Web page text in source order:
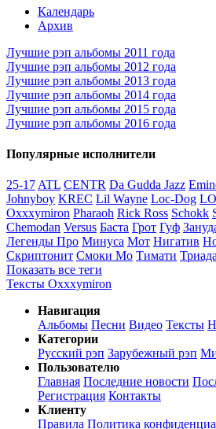
Календарь
Архив
Лучшие рэп альбомы 2011 года
Лучшие рэп альбомы 2012 года
Лучшие рэп альбомы 2013 года
Лучшие рэп альбомы 2014 года
Лучшие рэп альбомы 2015 года
Лучшие рэп альбомы 2016 года
Популярные исполнители
25-17 ATL CENTR Da Gudda Jazz
Johnyboy KREC Lil Wayne Loc-Dog
Oxxxymiron Pharaoh Rick Ross Schokk
Chemodan Versus Баста Грот Гуф
Легенды Про Минуса Мот Нигатив
Скриптонит Смоки Мо Тимати Триада
Показать все теги
Тексты Oxxxymiron
Навигация
Альбомы Песни Видео Тексты
Категории
Русский рэп Зарубежный рэп
Пользователю
Главная Последние новости
Регистрация Контакты
Клиенту
Правила Политика